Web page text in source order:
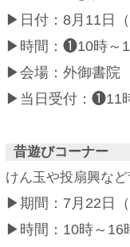
▶日付：8月11日（
▶時間：❶10時～
▶会場：外御書院
▶当日受付：❶11
昔遊びコーナー
けん玉や投扇興な
▶期間：7月22日（
▶時間：10時～16